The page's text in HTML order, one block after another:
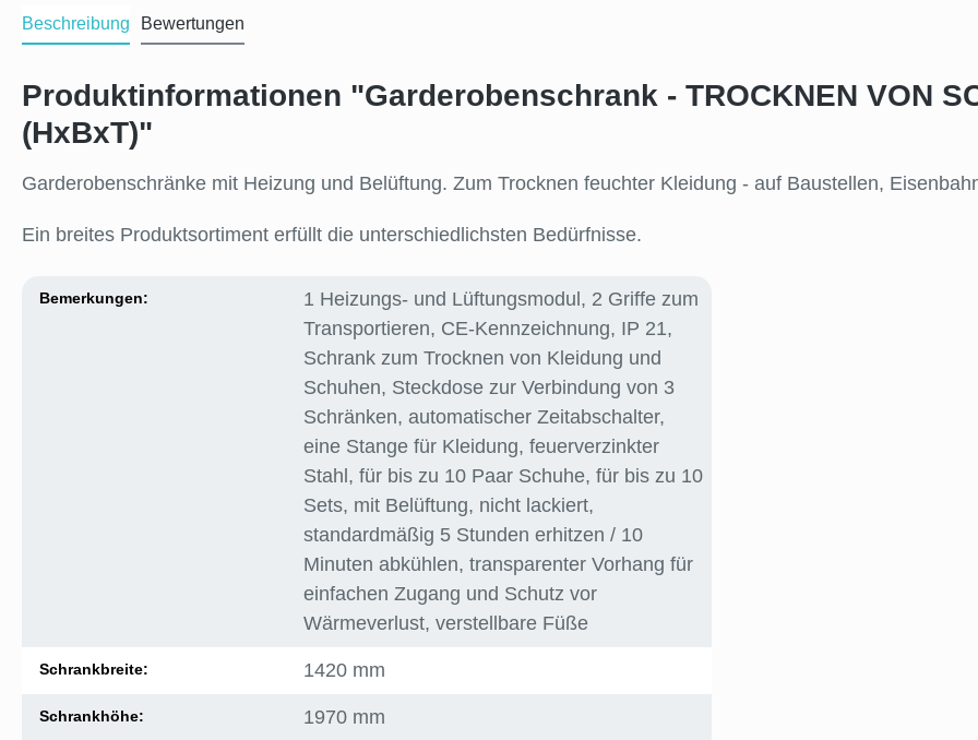
Beschreibung Bewertungen
Produktinformationen "Garderobenschrank - TROCKNEN VON
(HxBxT)"
Garderobenschränke mit Heizung und Belüftung. Zum Trocknen feuchter Kleidung - auf Baustellen,
Ein breites Produktsortiment erfüllt die unterschiedlichsten Bedürfnisse.
Bemerkungen: 1 Heizungs- und Lüftungsmodul , 2 Griffe zum
Transportieren, CE-Kennzeichnung, IP 21,
Schrank zum Trocknen von Kleidung und
Schuhen, Steckdose zur Verbindung von 3
Schränken, automatischer Zeitabschalter,
eine Stange für Kleidung, feuerverzinkter
Stahl , für bis zu 10 Paar Schuhe, für bis zu 10
Sets, mit Belüftung, nicht lackiert,
standardmäßig 5 Stunden erhitzen / 10
Minuten abkühlen, transparenter Vorhang für
einfachen Zugang und Schutz vor
Wärmeverlust, verstellbare Füße
Schrankbreite: 1420 mm
Schrankhöhe: 1970 mm